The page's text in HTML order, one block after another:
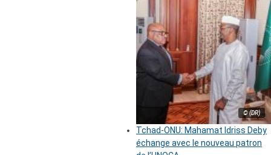
© (DR)
Tchad-ONU: Mahamat Idriss Deby
échange avec le nouveau patron